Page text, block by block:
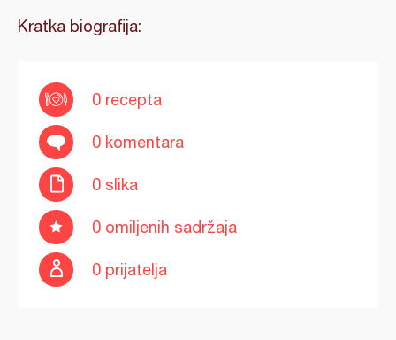
Kratka biografija:
0 recepta
0 komentara
0 slika
0 omiljenih sadržaja
0 prijatelja